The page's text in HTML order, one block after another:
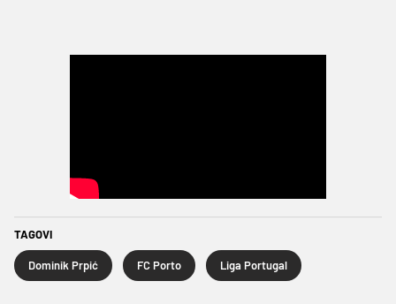
TAGOVI
Dominik Prpić FC Porto Liga Portugal